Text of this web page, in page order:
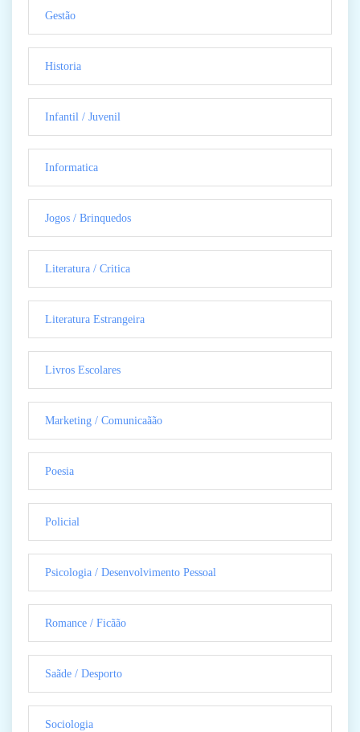
Gestão
Historia
Infantil / Juvenil
Informatica
Jogos / Brinquedos
Literatura / Critica
Literatura Estrangeira
Livros Escolares
Marketing / Comunicaãão
Poesia
Policial
Psicologia / Desenvolvimento Pessoal
Romance / Ficãão
Saãde / Desporto
Sociologia